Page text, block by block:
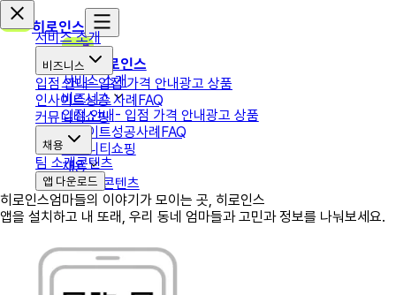
히로인스
히로인스
서비스 소개
비즈니스
입점 안내- 입점 가격 안내광고 상품
인사이트성공사례FAQ
커뮤니티쇼핑
채용
팀 소개 콘텐츠
서비스 소개
비즈니스
입점 안내- 입점 가격 안내광고 상품
인사이트성공 사례FAQ
커뮤니티쇼핑
채용
팀 소개콘텐츠
앱 다운로드
히로인스엄마들의 이야기가 모이는 곳, 히로인스
앱을 설치하고 내 또래, 우리 동네 엄마들과 고민과 정보를 나눠보세요.